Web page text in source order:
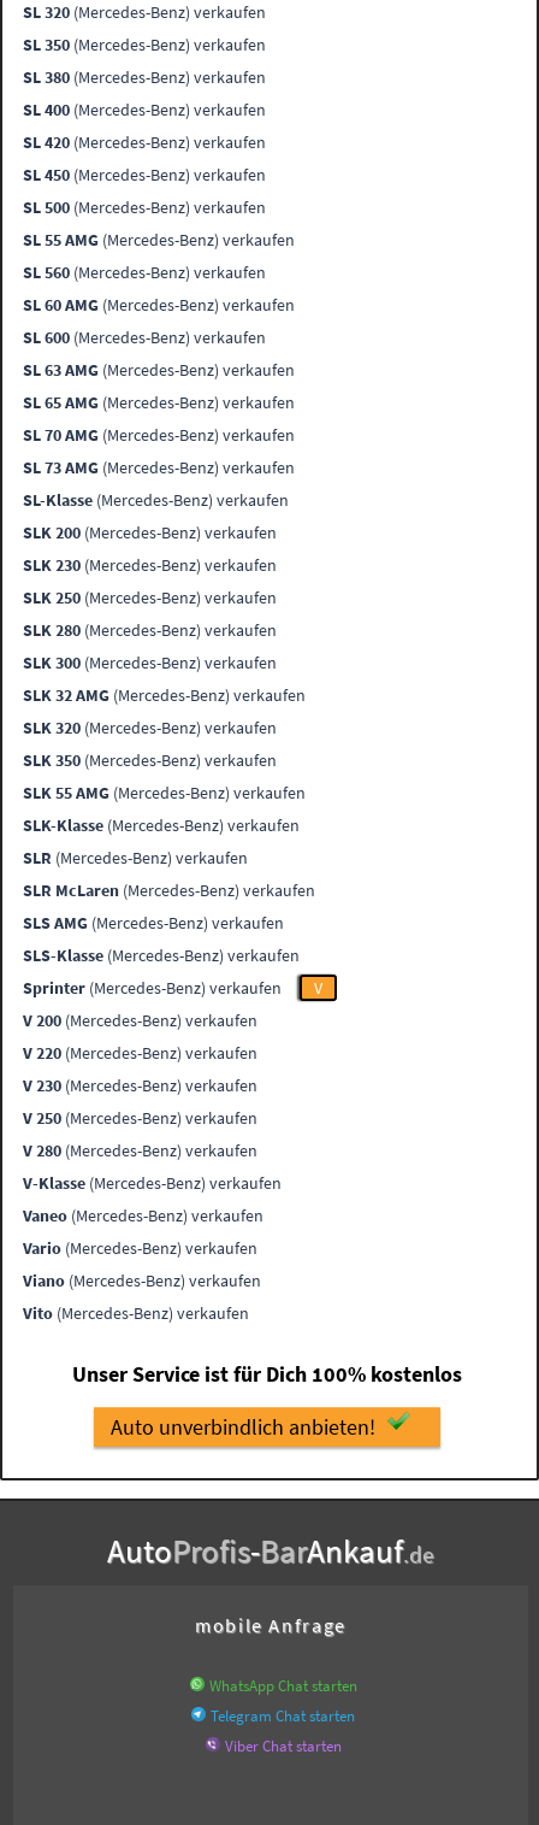
SL 320 (Mercedes-Benz) verkaufen
SL 350 (Mercedes-Benz) verkaufen
SL 380 (Mercedes-Benz) verkaufen
SL 400 (Mercedes-Benz) verkaufen
SL 420 (Mercedes-Benz) verkaufen
SL 450 (Mercedes-Benz) verkaufen
SL 500 (Mercedes-Benz) verkaufen
SL 55 AMG (Mercedes-Benz) verkaufen
SL 560 (Mercedes-Benz) verkaufen
SL 60 AMG (Mercedes-Benz) verkaufen
SL 600 (Mercedes-Benz) verkaufen
SL 63 AMG (Mercedes-Benz) verkaufen
SL 65 AMG (Mercedes-Benz) verkaufen
SL 70 AMG (Mercedes-Benz) verkaufen
SL 73 AMG (Mercedes-Benz) verkaufen
SL-Klasse (Mercedes-Benz) verkaufen
SLK 200 (Mercedes-Benz) verkaufen
SLK 230 (Mercedes-Benz) verkaufen
SLK 250 (Mercedes-Benz) verkaufen
SLK 280 (Mercedes-Benz) verkaufen
SLK 300 (Mercedes-Benz) verkaufen
SLK 32 AMG (Mercedes-Benz) verkaufen
SLK 320 (Mercedes-Benz) verkaufen
SLK 350 (Mercedes-Benz) verkaufen
SLK 55 AMG (Mercedes-Benz) verkaufen
SLK-Klasse (Mercedes-Benz) verkaufen
SLR (Mercedes-Benz) verkaufen
SLR McLaren (Mercedes-Benz) verkaufen
SLS AMG (Mercedes-Benz) verkaufen
SLS-Klasse (Mercedes-Benz) verkaufen
Sprinter (Mercedes-Benz) verkaufen
V
V 200 (Mercedes-Benz) verkaufen
V 220 (Mercedes-Benz) verkaufen
V 230 (Mercedes-Benz) verkaufen
V 250 (Mercedes-Benz) verkaufen
V 280 (Mercedes-Benz) verkaufen
V-Klasse (Mercedes-Benz) verkaufen
Vaneo (Mercedes-Benz) verkaufen
Vario (Mercedes-Benz) verkaufen
Viano (Mercedes-Benz) verkaufen
Vito (Mercedes-Benz) verkaufen
Unser Service ist für Dich 100% kostenlos
Auto unverbindlich anbieten!
AutoProfis-BarAnkauf.de
mobile Anfrage
WhatsApp Chat starten
Telegram Chat starten
Viber Chat starten